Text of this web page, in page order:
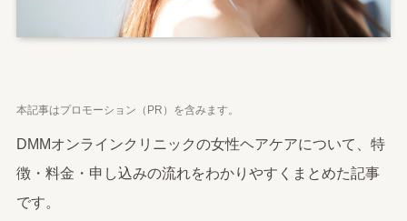
本記事はプロモーション（PR）を含みます。
DMMオンラインクリニックの女性ヘアケアについて、特
徴・料金・申し込みの流れをわかりやすくまとめた記事
です。